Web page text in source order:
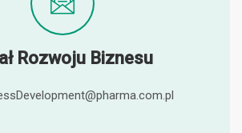
Rozwoju Biznesu